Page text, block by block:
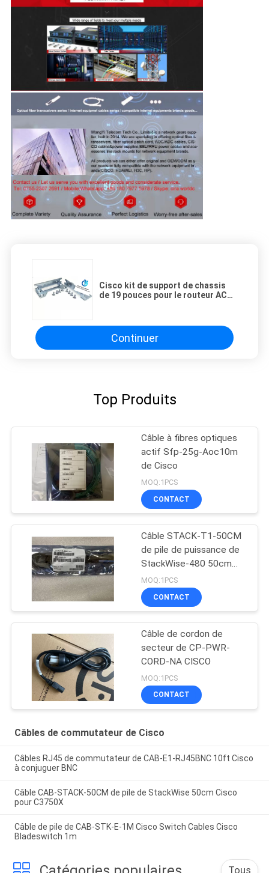
Cisco kit de support de chassis
de 19 pouces pour le routeur ACS-
Continuer
Top Produits
Câble à fibres optiques
actif Sfp-25g-Aoc10m
de Cisco
MOQ:1PCS
CONTACT
Câble STACK-T1-50CM
de pile de puissance de
StackWise-480 50cm
Cisco
MOQ:1PCS
CONTACT
Câble de cordon de
secteur de CP-PWR-
CORD-NA CISCO
MOQ:1PCS
CONTACT
Câbles de commutateur de Cisco
Câbles RJ45 de commutateur de CAB-E1-RJ45BNC 10ft Cisco
à conjuguer BNC
Câble CAB-STACK-50CM de pile de StackWise 50cm Cisco
pour C3750X
Câble de pile de CAB-STK-E-1M Cisco Switch Cables Cisco
Bladeswitch 1m
Tous